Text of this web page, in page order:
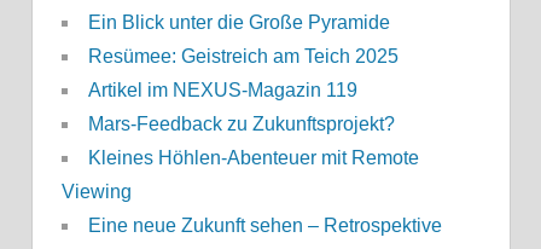
Ein Blick unter die Große Pyramide
Resümee: Geistreich am Teich 2025
Artikel im NEXUS-Magazin 119
Mars-Feedback zu Zukunftsprojekt?
Kleines Höhlen-Abenteuer mit Remote
Viewing
Eine neue Zukunft sehen – Retrospektive